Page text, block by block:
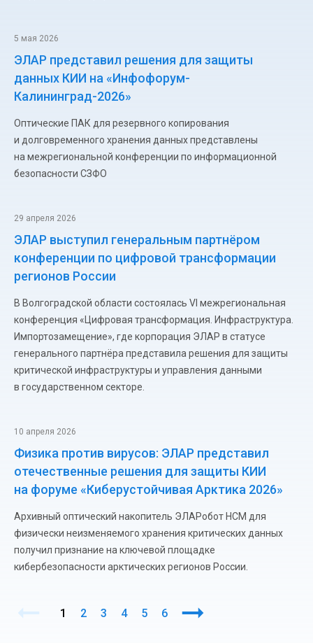
5 мая 2026
ЭЛАР представил решения для защиты
данных КИИ на «Инфофорум-
Калининград-2026»
Оптические ПАК для резервного копирования
и долговременного хранения данных представлены
на межрегиональной конференции по информационной
безопасности СЗФО
29 апреля 2026
ЭЛАР выступил генеральным партнёром
конференции по цифровой трансформации
регионов России
В Волгоградской области состоялась VI межрегиональная
конференция «Цифровая трансформация. Инфраструктура.
Импортозамещение», где корпорация ЭЛАР в статусе
генерального партнёра представила решения для защиты
критической инфраструктуры и управления данными
в государственном секторе.
10 апреля 2026
Физика против вирусов: ЭЛАР представил
отечественные решения для защиты КИИ
на форуме «Киберустойчивая Арктика 2026»
Архивный оптический накопитель ЭЛАРобот НСМ для
физически неизменяемого хранения критических данных
получил признание на ключевой площадке
кибербезопасности арктических регионов России.
1 2 3 4 5 6